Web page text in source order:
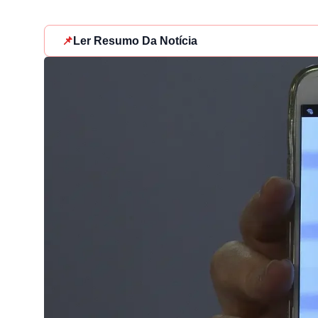
📌 Ler Resumo Da Notícia